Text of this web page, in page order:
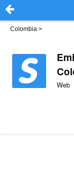
Colombia >
Web